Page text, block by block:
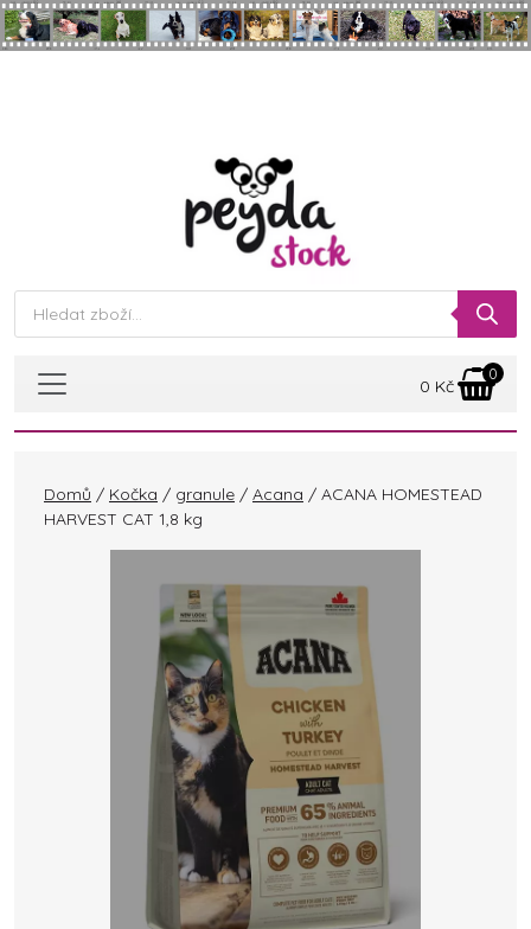
Skip to main content
Products
search
0 Kč
0
Domů / Kočka / granule / Acana / ACANA HOMESTEAD
HARVEST CAT 1,8 kg